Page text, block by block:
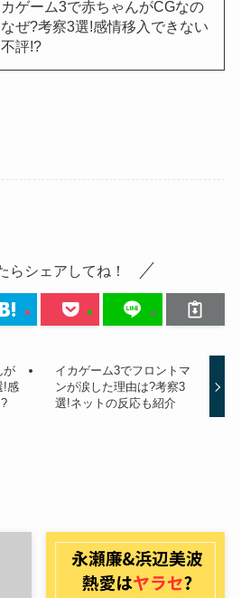
ゲーム3で赤ちゃんがCGなの
ぜ?考察3選!感情移入できない
不評!?
らシェアしてね！
が
!感
イカゲーム3でフロントマ
ンが涙した理由は?考察3
選!ネットの反応も紹介